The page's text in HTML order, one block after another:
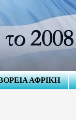
ΑΦΡΙΚΗ